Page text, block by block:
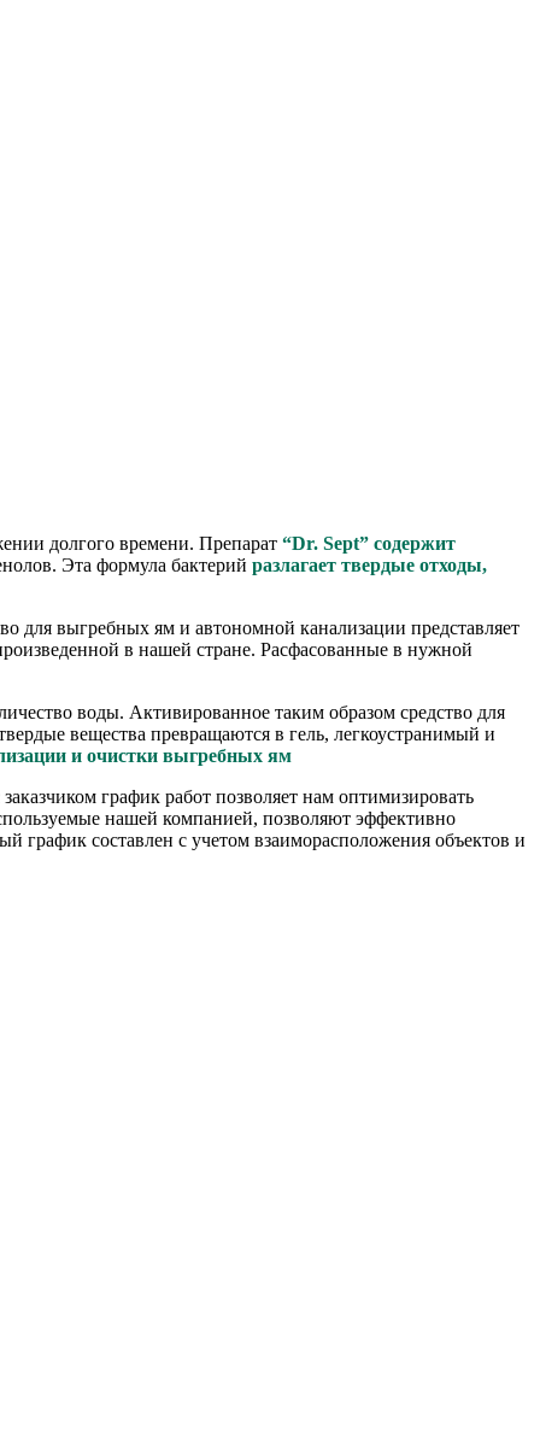
долгого времени. Препарат “Dr. Sept” содержит
Эта формула бактерий разлагает твердые отходы,
для выгребных ям и автономной канализации представляет
в нашей стране. Расфасованные в нужной
воды. Активированное таким образом средство для
вещества превращаются в гель, легкоустранимый и
и очистки выгребных ям
график работ позволяет нам оптимизировать
нашей компанией, позволяют эффективно
график составлен с учетом взаиморасположения объектов и